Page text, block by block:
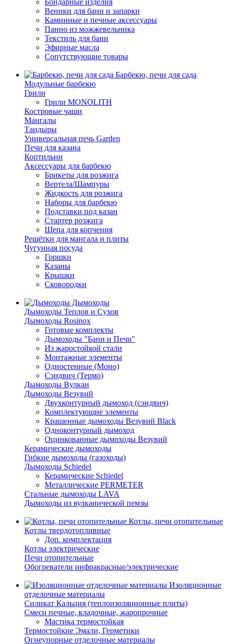
Бондарные изделия
Веники для бани и запарки
Каминные и печные аксессуары
Панно из можжевельника
Текстиль для бани
Эфирные масла
Сопутствующие товары
Барбекю, печи для сада
Модульные барбекю
Грили
Грили MONOLITH
Костровые чаши
Мангалы
Тандыры
Универсальная печь Garden
Печи для казана
Коптильни
Аксессуары для барбекю
Брикеты для розжига
Вертела/Шампуры
Жидкость для розжига
Наборы для барбекю
Подставки под казан
Стартер розжига
Щепа для копчения
Решётки для мангала и плиты
Чугунная посуда
Горшки
Казаны
Крышки
Сковородки
Дымоходы
Дымоходы Теплов и Сухов
Дымоходы Rosinox
Готовые комплекты
Дымоходы "Бани и Печи"
Из жаростойкой стали
Монтажные элементы
Одностенные (Моно)
Сэндвич (Термо)
Дымоходы Вулкан
Дымоходы Везувий
Двухконтурный дымоход (сэндвич)
Комплектующие элементы
Крашенные дымоходы Везувий Black
Одноконтурный дымоход
Оцинкованные дымоходы Везувий
Керамические дымоходы
Гибкие дымоходы (газоходы)
Дымоходы Schiedel
Керамические Schiedel
Металлические PERMETER
Стальные дымоходы LAVA
Дымоходы из вулканической пемзы
Котлы, печи отопительные
Котлы твердотопливные
Доп. комплектация
Котлы электрические
Печи отопительные
Обогреватели инфракрасные/электрические
Изоляционные
отделочные материалы
Силикат Кальция (теплоизоляционные плиты)
Смеси печные, кладочные, жаропрочные
Мастика термостойкая
Термостойкие Эмали, Герметики
Огнеупорные отделочные материалы